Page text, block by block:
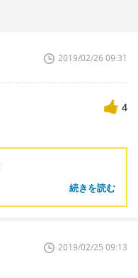
2019/02/26 09:31
4
続きを読む
2019/02/25 09:13